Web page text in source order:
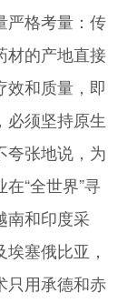
严格考量：传
材的产地直接
效和质量，即
必须坚持原生
夸张地说，为
“全世界”寻
南和印度采
塞俄比亚，
只用承德和赤